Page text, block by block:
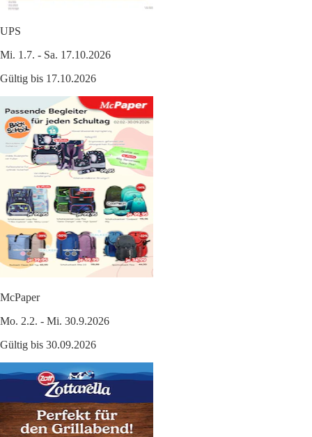
UPS
Mi. 1.7. - Sa. 17.10.2026
Gültig bis 17.10.2026
McPaper
Mo. 2.2. - Mi. 30.9.2026
Gültig bis 30.09.2026